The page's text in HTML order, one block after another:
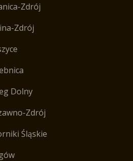
Zdrój
Zdrój
Dolny
Zdrój
Śląskie